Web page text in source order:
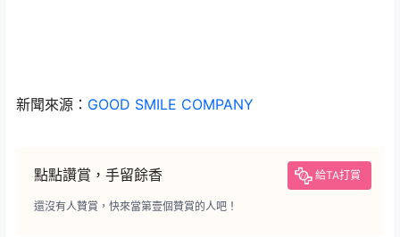
新聞來源： GOOD SMILE COMPANY
點點讚賞，手留餘香 給TA打賞
還沒有人贊賞，快來當第壹個贊賞的人吧！